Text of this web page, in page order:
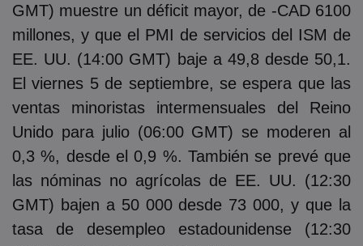
GMT) muestre un déficit mayor, de -CAD 6100
millones, y que el PMI de servicios del ISM de
EE. UU. (14:00 GMT) baje a 49,8 desde 50,1.
El viernes 5 de septiembre, se espera que las
ventas minoristas intermensuales del Reino
Unido para julio (06:00 GMT) se moderen al
0,3 %, desde el 0,9 %. También se prevé que
las nóminas no agrícolas de EE. UU. (12:30
GMT) bajen a 50 000 desde 73 000, y que la
tasa de desempleo estadounidense (12:30